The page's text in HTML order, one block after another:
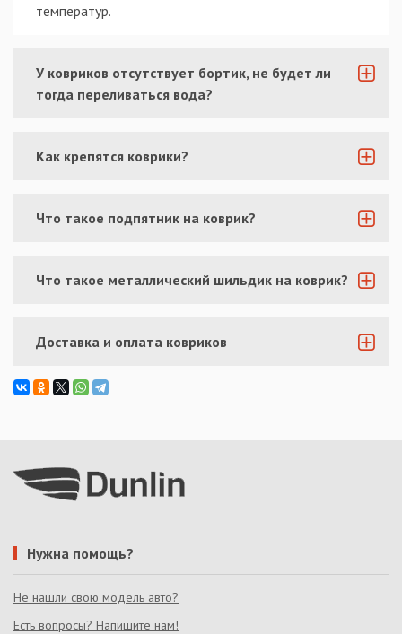
температур.
У ковриков отсутствует бортик, не будет ли
тогда переливаться вода?
Как крепятся коврики?
Что такое подпятник на коврик?
Что такое металлический шильдик на коврик?
Доставка и оплата ковриков
Нужна помощь?
Не нашли свою модель авто?
Есть вопросы? Напишите нам!